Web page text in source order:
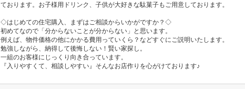
ております。お子様用ドリンク、子供が大好きな駄菓子もご用意しております。
◇はじめての住宅購入、まずはご相談からいかがですか？◇
初めてなので「分からないことが分からない」と思います。
例えば、物件価格の他にかかる費用っていくら？などすぐにご説明いたします。
勉強しながら、納得して後悔しない！賢い家探し。
一組のお客様にじっくり向き合っています。
『入りやすくて、相談しやすい』そんなお店作りを心がけております♪